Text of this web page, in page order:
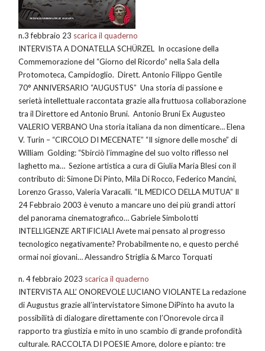
n.3 febbraio 23 scarica il quaderno
INTERVISTA A DONATELLA SCHÜRZEL In occasione della
Commemorazione del “Giorno del Ricordo” nella Sala della
Protomoteca, Campidoglio. Dirett. Antonio Filippo Gentile
70° ANNIVERSARIO “AUGUSTUS” Una storia di passione e
serietà intellettuale raccontata grazie alla fruttuosa collaborazione
tra il Direttore ed Antonio Bruni. Antonio Bruni Ex Augusteo
VALERIO VERBANO Una storia italiana da non dimenticare… Elena
V. Turin – “CIRCOLO DI MECENATE” “Il signore delle mosche” di
William Golding: “Sbirciò l’immagine del suo volto riflesso nel
laghetto ma… Sezione artistica a cura di Giulia Maria Blesi con il
contributo di: Simone Di Pinto, Mila Di Rocco, Federico Mancini,
Lorenzo Grasso, Valeria Varacalli. “IL MEDICO DELLA MUTUA” Il
24 Febbraio 2003 è venuto a mancare uno dei più grandi attori
del panorama cinematografico… Gabriele Simbolotti
INTELLIGENZE ARTIFICIALI Avete mai pensato al progresso
tecnologico negativamente? Probabilmente no, e questo perché
ormai noi giovani… Alessandro Striglia & Marco Torquati
n. 4 febbraio 2023 scarica il quaderno
INTERVISTA ALL’ ONOREVOLE LUCIANO VIOLANTE La redazione
di Augustus grazie all’intervistatore Simone DiPinto ha avuto la
possibilità di dialogare direttamente con l’Onorevole circa il
rapporto tra giustizia e mito in uno scambio di grande profondità
culturale. RACCOLTA DI POESIE Amore, dolore e pianto: tre